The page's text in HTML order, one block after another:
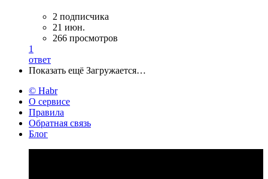
2 подписчика
21 июн.
266 просмотров
1
ответ
Показать ещё Загружается…
© Habr
О сервисе
Правила
Обратная связь
Блог